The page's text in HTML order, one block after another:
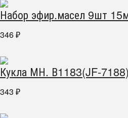
Набор эфир.масел 9шт
346 ₽
Кукла МН. В1183(JF-
343 ₽